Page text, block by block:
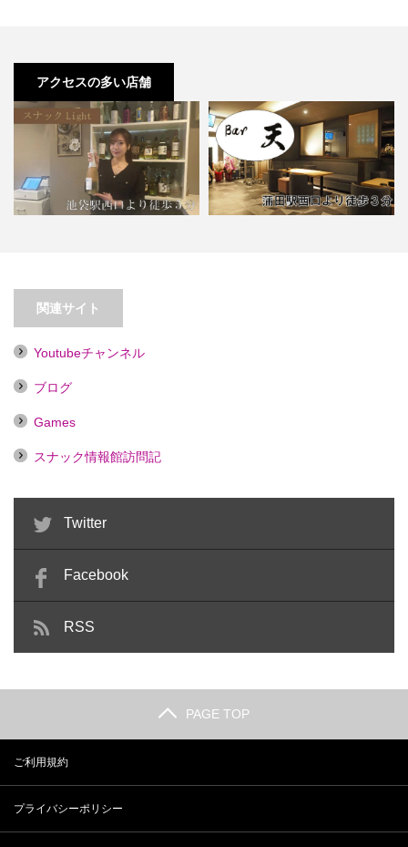
アクセスの多い店舗
【池袋】スナックLight【喫煙目的
店】
関連サイト
Youtubeチャンネル
ブログ
Games
スナック情報館訪問記
Twitter
Facebook
RSS
PAGE TOP
ご利用規約
プライバシーポリシー